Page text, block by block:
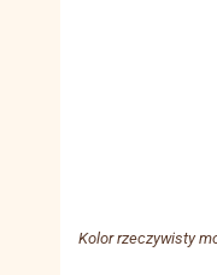
Kolor rzeczywisty